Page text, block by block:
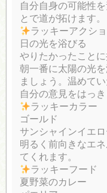
自分自身の可能性
とで道が拓けます。
ラッキーアクシ
日の光を浴びる
やりたかったこと
朝一番に太陽の光
ましょう。温めて
自分の意見をはっ
ラッキーカラー
ゴールド
サンシャインイエロ
明るく前向きなエ
てくれます。
ラッキーフード
夏野菜のカレー